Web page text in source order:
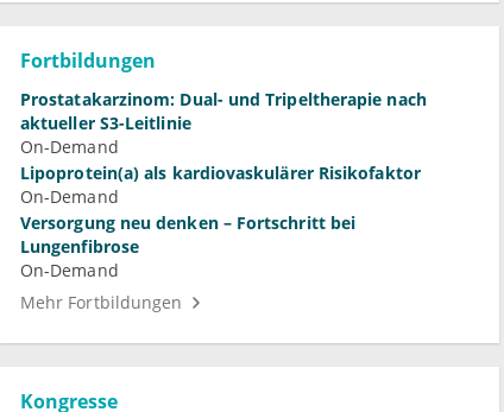
Fortbildungen
Prostatakarzinom: Dual- und Tripeltherapie nach
aktueller S3-Leitlinie
On-Demand
Lipoprotein(a) als kardiovaskulärer Risikofaktor
On-Demand
Versorgung neu denken – Fortschritt bei
Lungenfibrose
On-Demand
Mehr Fortbildungen
Kongresse